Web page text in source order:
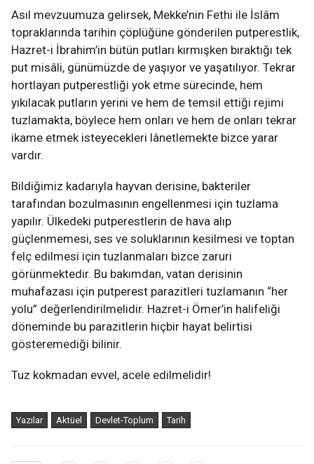
Asıl mevzuumuza gelirsek, Mekke’nin Fethi ile İslâm
topraklarında tarihin çöplüğüne gönderilen putperestlik,
Hazret-i İbrahim’in bütün putları kırmışken bıraktığı tek
put misâli, günümüzde de yaşıyor ve yaşatılıyor. Tekrar
hortlayan putperestliği yok etme sürecinde, hem
yıkılacak putların yerini ve hem de temsil ettiği rejimi
tuzlamakta, böylece hem onları ve hem de onları tekrar
ikame etmek isteyecekleri lânetlemekte bizce yarar
vardır.
Bildiğimiz kadarıyla hayvan derisine, bakteriler
tarafından bozulmasının engellenmesi için tuzlama
yapılır. Ülkedeki putperestlerin de hava alıp
güçlenmemesi, ses ve soluklarının kesilmesi ve toptan
felç edilmesi için tuzlanmaları bizce zaruri
görünmektedir. Bu bakımdan, vatan derisinin
muhafazası için putperest parazitleri tuzlamanın “her
yolu” değerlendirilmelidir. Hazret-i Ömer’in halifeliği
döneminde bu parazitlerin hiçbir hayat belirtisi
gösteremediği bilinir.
Tuz kokmadan evvel, acele edilmelidir!
Yazılar Aktüel Devlet-Toplum Tarih